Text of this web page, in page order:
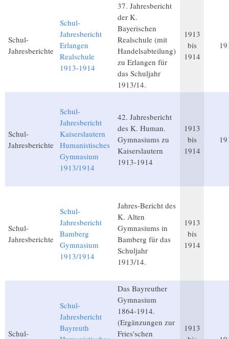
Schul-
Jahresberichte
Schul-
Jahresbericht
Erlangen
Realschule
1913-1914
37. Jahresbericht
der K.
Bayerischen
Realschule (mit
Handelsabteilung)
zu Erlangen für
das Schuljahr
1913/14.
1913
bis
1914
Schul-
Jahresberichte
Schul-
Jahresbericht
Kaiserslautern
Humanistisches
Gymnasium
1913/1914
42. Jahresbericht
des K. Human.
Gymnasiums zu
Kaiserslautern
1913-1914
1913
bis
1914
Schul-
Jahresberichte
Schul-
Jahresbericht
Bamberg
Gymnasium
1913/1914
Jahres-Bericht des
K. Alten
Gymnasiums in
Bamberg für das
Schuljahr
1913/14.
1913
bis
1914
Schul-
Schul-
Jahresbericht
Bayreuth
Das Bayreuther
Gymnasium
1864-1914.
(Ergänzungen zur
Fries'schen
1913